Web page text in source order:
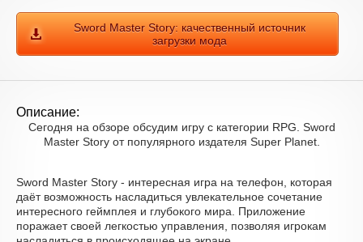
Sword Master Story: качественный источник
загрузки мода
Описание:
Сегодня на обзоре обсудим игру с категории RPG. Sword
Master Story от популярного издателя Super Planet.
Sword Master Story - интересная игра на телефон, которая
даёт возможность насладиться увлекательное сочетание
интересного геймплея и глубокого мира. Приложение
поражает своей легкостью управления, позволяя игрокам